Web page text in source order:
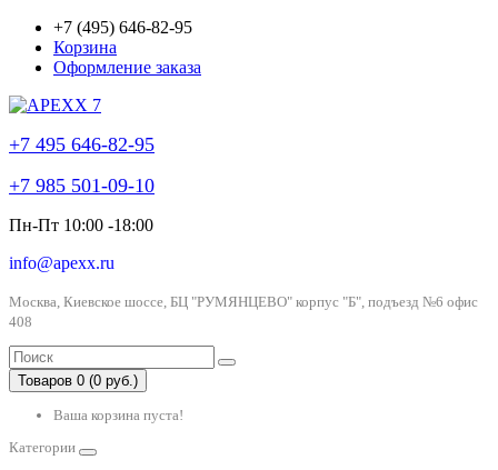
+7 (495) 646-82-95
Корзина
Оформление заказа
+7 495 646-82-95
+7 985 501-09-10
Пн-Пт 10:00 -18:00
info@apexx.ru
Москва, Киевское шоссе, БЦ "РУМЯНЦЕВО" корпус "Б", подъезд №6 офис
408
Товаров 0 (0 руб.)
Ваша корзина пуста!
Категории